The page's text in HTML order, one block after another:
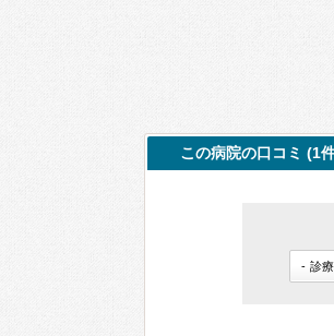
この病院の口コミ (1